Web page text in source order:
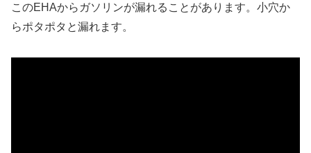
このEHAからガソリンが漏れることがあります。小穴か
らポタポタと漏れます。